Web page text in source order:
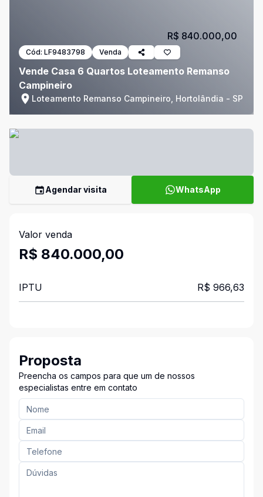
Cód: LF9483798 Venda
Vende Casa 6 Quartos Loteamento Remanso
Campineiro
Loteamento Remanso Campineiro, Hortolândia - SP
R$ 840.000,00
Agendar visita WhatsApp
Valor venda
R$ 840.000,00
IPTU R$ 966,63
Proposta
Preencha os campos para que um de nossos
especialistas entre em contato